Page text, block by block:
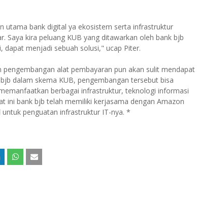
utama bank digital ya ekosistem serta infrastruktur
kira peluang KUB yang ditawarkan oleh bank bjb
dapat menjadi sebuah solusi," ucap Piter.
alat pembayaran pun akan sulit mendapat
dalam skema KUB, pengembangan tersebut bisa
berbagai infrastruktur, teknologi informasi
ini bank bjb telah memiliki kerjasama dengan Amazon
untuk penguatan infrastruktur IT-nya. *